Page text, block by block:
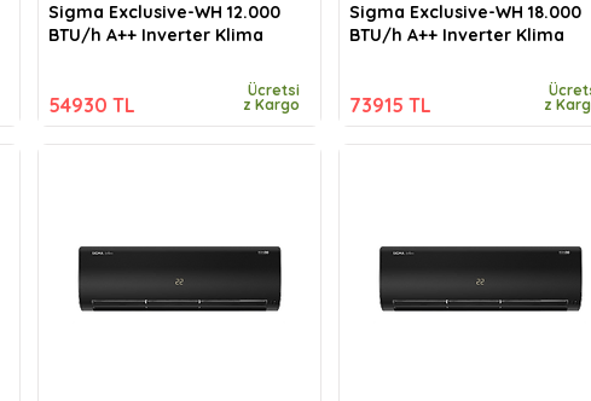
Sigma Exclusive-WH 12.000
BTU/h A++ Inverter Klima
54930 TL
Ücretsi
z Kargo
Sigma Exclusive-WH 18.000
BTU/h A++ Inverter Klima
73915 TL
z